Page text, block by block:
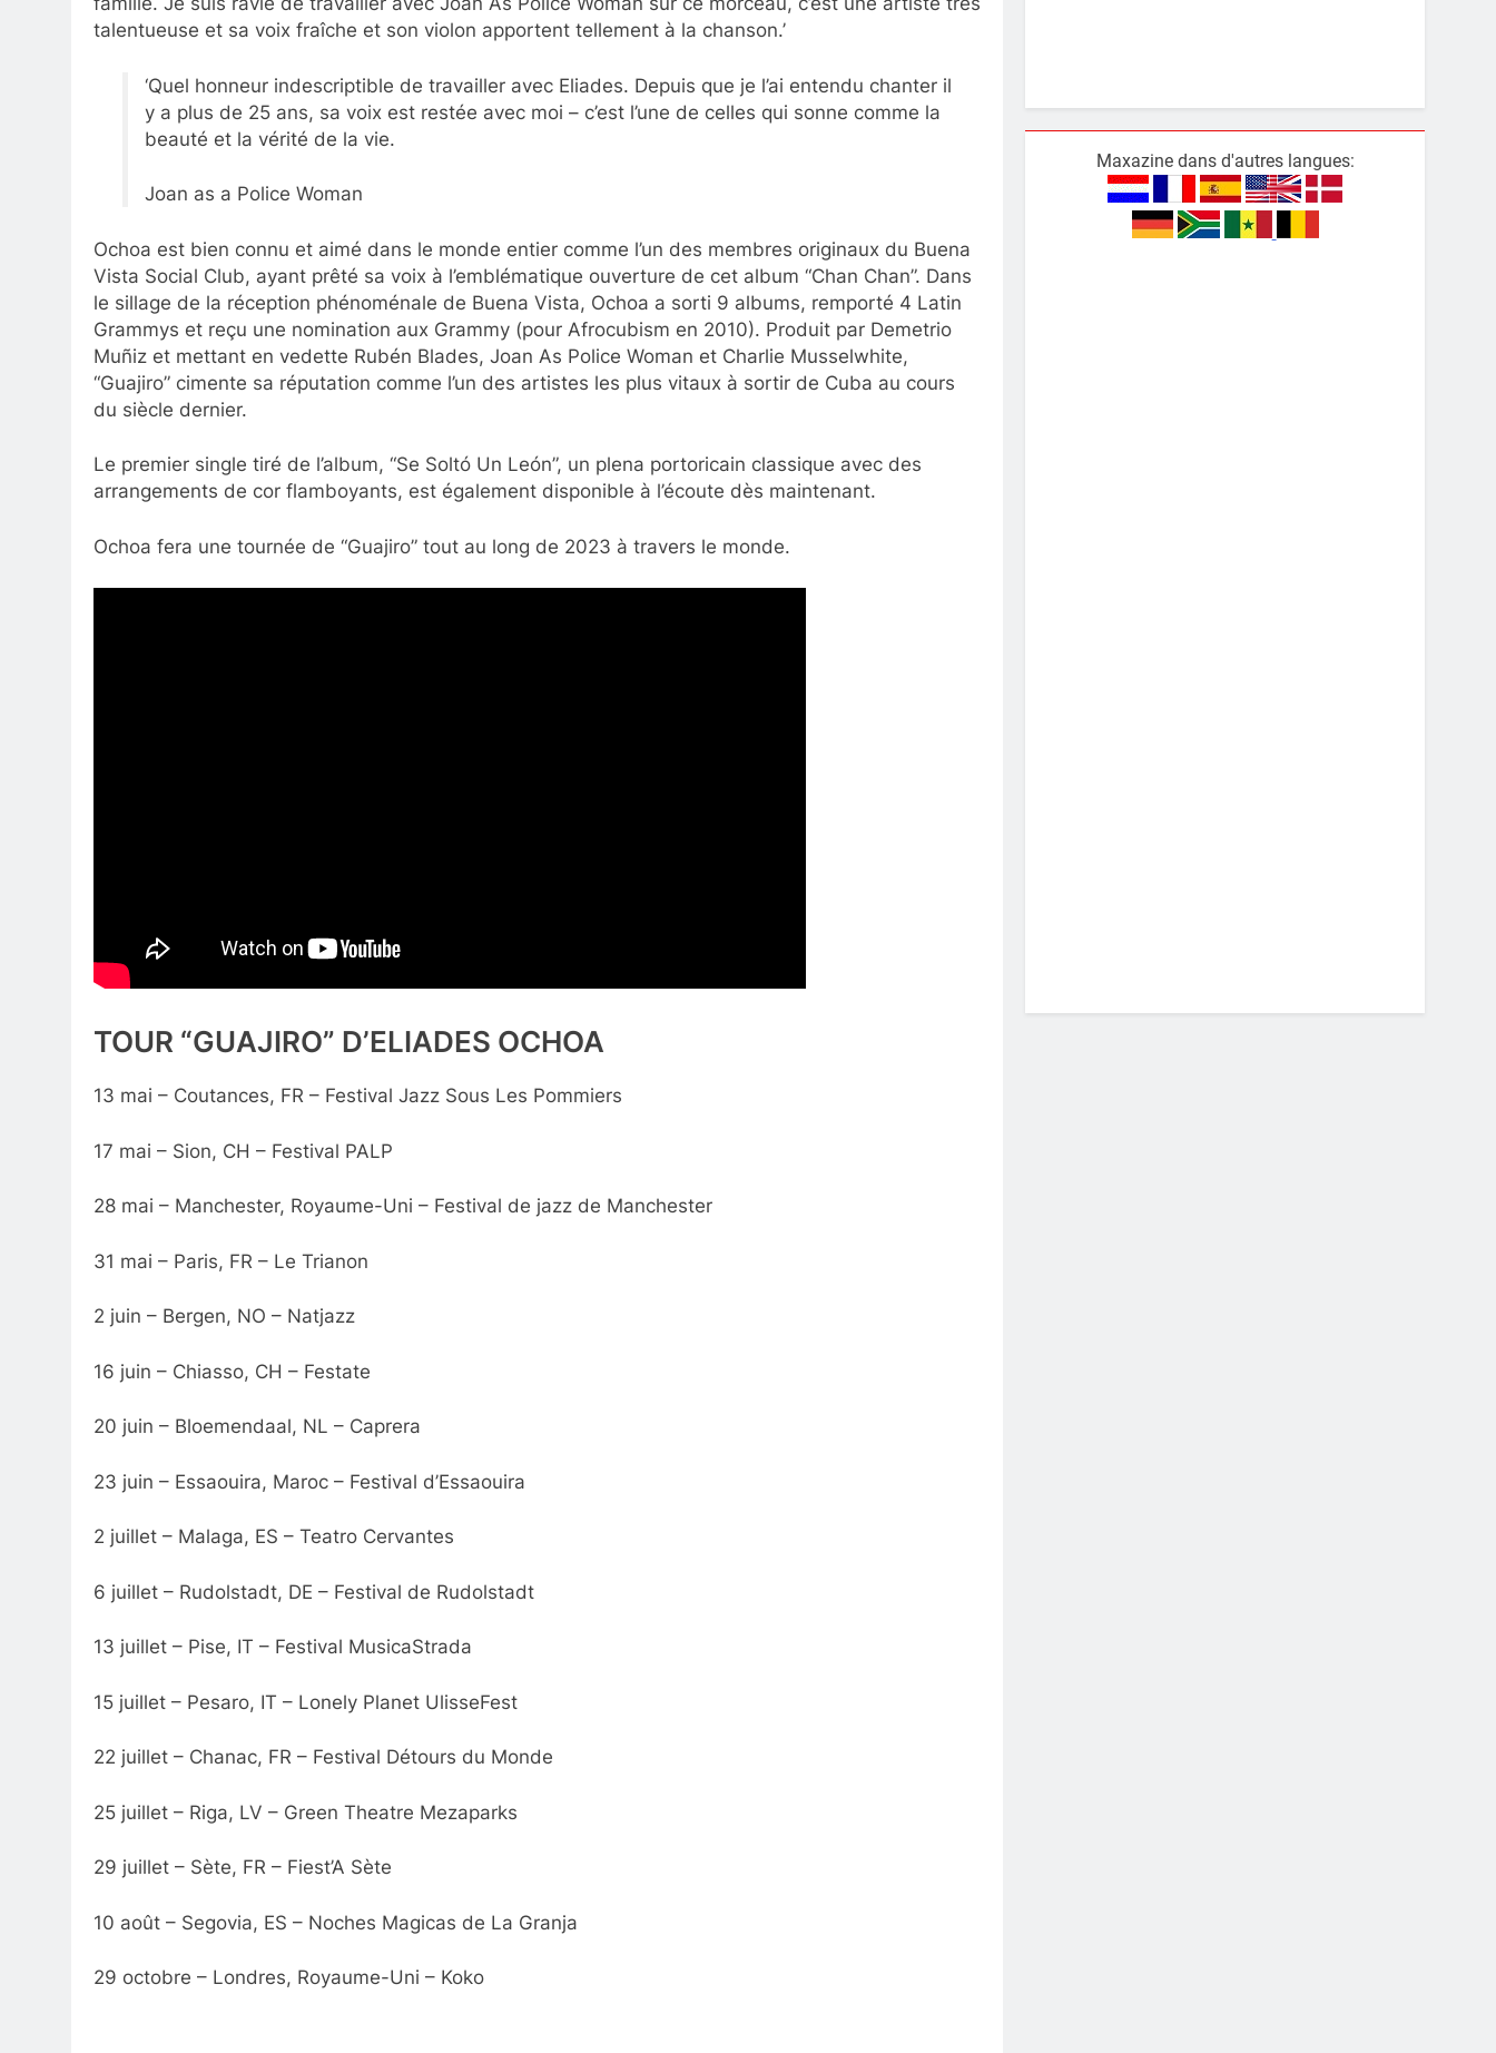
talentueuse et sa voix fraîche et son violon apportent tellement à la chanson.’
‘Quel honneur indescriptible de travailler avec Eliades. Depuis que je l’ai entendu chanter il
y a plus de 25 ans, sa voix est restée avec moi – c’est l’une de celles qui sonne comme la
beauté et la vérité de la vie.
Joan as a Police Woman
Ochoa est bien connu et aimé dans le monde entier comme l’un des membres originaux du Buena
Vista Social Club, ayant prêté sa voix à l’emblématique ouverture de cet album “Chan Chan”. Dans
le sillage de la réception phénoménale de Buena Vista, Ochoa a sorti 9 albums, remporté 4 Latin
Grammys et reçu une nomination aux Grammy (pour Afrocubism en 2010). Produit par Demetrio
Muñiz et mettant en vedette Rubén Blades, Joan As Police Woman et Charlie Musselwhite,
“Guajiro” cimente sa réputation comme l’un des artistes les plus vitaux à sortir de Cuba au cours
du siècle dernier.
Le premier single tiré de l’album, “Se Soltó Un León”, un plena portoricain classique avec des
arrangements de cor flamboyants, est également disponible à l’écoute dès maintenant.
Ochoa fera une tournée de “Guajiro” tout au long de 2023 à travers le monde.
TOUR “GUAJIRO” D’ELIADES OCHOA
13 mai – Coutances, FR – Festival Jazz Sous Les Pommiers
17 mai – Sion, CH – Festival PALP
28 mai – Manchester, Royaume-Uni – Festival de jazz de Manchester
31 mai – Paris, FR – Le Trianon
2 juin – Bergen, NO – Natjazz
16 juin – Chiasso, CH – Festate
20 juin – Bloemendaal, NL – Caprera
23 juin – Essaouira, Maroc – Festival d’Essaouira
2 juillet – Malaga, ES – Teatro Cervantes
6 juillet – Rudolstadt, DE – Festival de Rudolstadt
13 juillet – Pise, IT – Festival MusicaStrada
15 juillet – Pesaro, IT – Lonely Planet UlisseFest
22 juillet – Chanac, FR – Festival Détours du Monde
25 juillet – Riga, LV – Green Theatre Mezaparks
29 juillet – Sète, FR – Fiest’A Sète
10 août – Segovia, ES – Noches Magicas de La Granja
29 octobre – Londres, Royaume-Uni – Koko
Maxazine dans d'autres langues: